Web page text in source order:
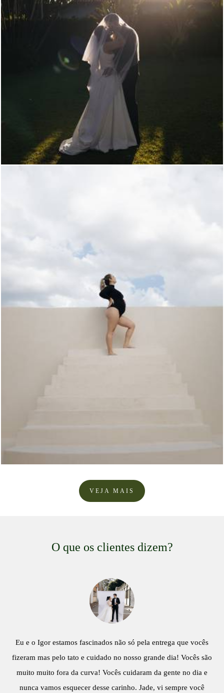
365 0
0
VEJA MAIS
O que os clientes dizem?
Eu e o Igor estamos fascinados não só pela entrega que vocês
fizeram mas pelo tato e cuidado no nosso grande dia! Vocês são
muito muito fora da curva! Vocês cuidaram da gente no dia e
nunca vamos esquecer desse carinho. Jade, vi sempre você